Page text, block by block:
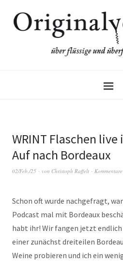
WRINT Flaschen live
Auf nach Bordeaux
02/Feb./25 von Christoph Raffelt
Schon oft wurde nachgefragt,
Podcast mal mit Bordeaux
habt ihr! Wir fangen jetzt endlich
einer zunächst dreiteilen
Weine probieren und ich ein